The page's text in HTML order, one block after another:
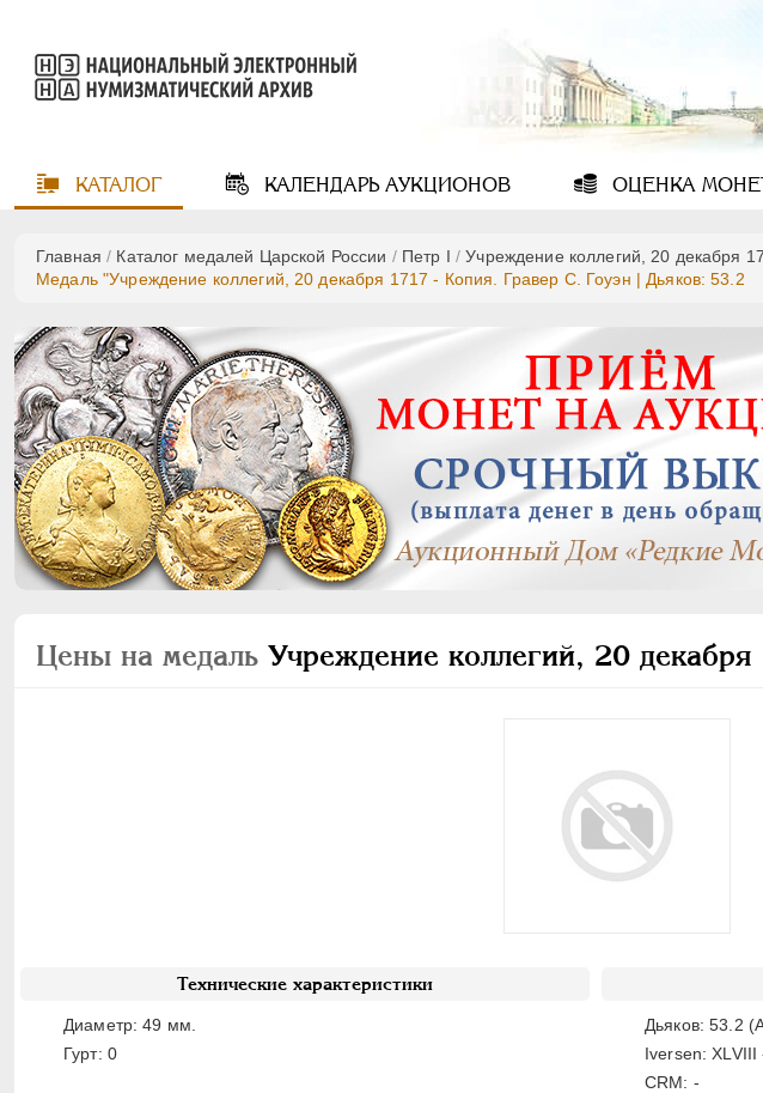
КАТАЛОГ КАЛЕНДАРЬАУКЦИОНОВ ОЦЕНКА
Главная / Каталог медалей Царской России / Пeтр I /Учреждение коллегий, 20 декабря
Медаль "Учреждение коллегий, 20 декабря 1717 - Копия. Гравер С. Гоуэн | Дьяков: 53.2
Цены на медаль Учреждение коллегий, 20
Технические характеристики
Диаметр: 49 мм.
Гурт: 0
Дьяков: 53.2
Iversen: XLVIII
CRM: -